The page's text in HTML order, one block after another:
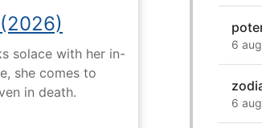
solace with her in-
she comes to
in death.
6
6